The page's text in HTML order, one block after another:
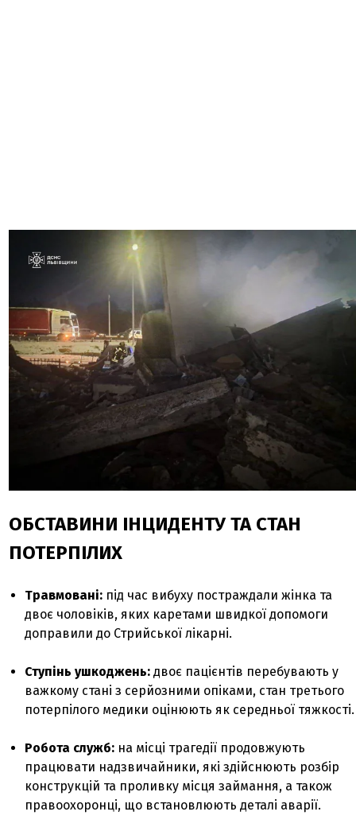
ОБСТАВИНИ ІНЦИДЕНТУ ТА СТАН
ПОТЕРПІЛИХ
Травмовані: під час вибуху постраждали жінка та
двоє чоловіків, яких каретами швидкої допомоги
доправили до Стрийської лікарні.
Ступінь ушкоджень: двоє пацієнтів перебувають у
важкому стані з серйозними опіками, стан третього
потерпілого медики оцінюють як середньої тяжкості.
Робота служб: на місці трагедії продовжують
працювати надзвичайники, які здійснюють розбір
конструкцій та проливку місця займання, а також
правоохоронці, що встановлюють деталі аварії.